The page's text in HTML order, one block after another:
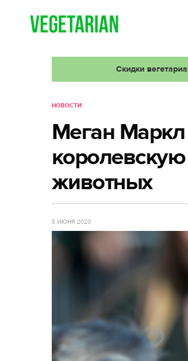
Скидки
НОВОСТИ
Меган
животных
5 ИЮНЯ 2020